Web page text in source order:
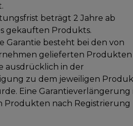
beträgt 2 Jahre ab
gekauften Produkts.
Garantie besteht bei den von
gelieferten Produkten
ausdrücklich in der
zu dem jeweiligen
Eine Garantieverlängerung
Produkten nach Registrierung